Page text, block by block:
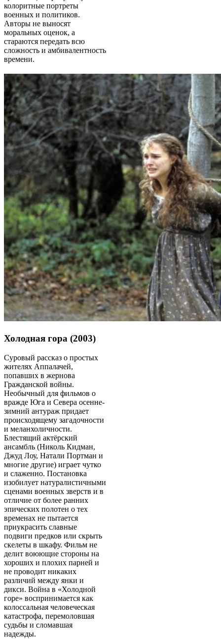
колоритные портреты
военных и политиков.
Авторы не выносят
моральных оценок, а
стараются передать всю
сложность и амбивалентность
времени.
Холодная гора (2003)
Суровый рассказ о простых
жителях Аппалачей,
попавших в жернова
Гражданской войны.
Необычный для фильмов о
вражде Юга и Севера осенне-
зимний антураж придает
происходящему загадочности
и меланхоличности.
Блестящий актёрский
ансамбль (Николь Кидман,
Джуд Лоу, Натали Портман и
многие другие) играет чутко
и слаженно. Постановка
изобилует натуралистичными
сценами военных зверств и в
отличие от более ранних
эпических полотен о тех
временах не пытается
приукрасить славные
подвиги предков или скрыть
скелеты в шкафу. Фильм не
делит воюющие стороны на
хороших и плохих парней и
не проводит никаких
различий между янки и
дикси. Война в «Холодной
горе» воспринимается как
колоссальная человеческая
катастрофа, перемоловшая
судьбы и сломавшая
надежды.